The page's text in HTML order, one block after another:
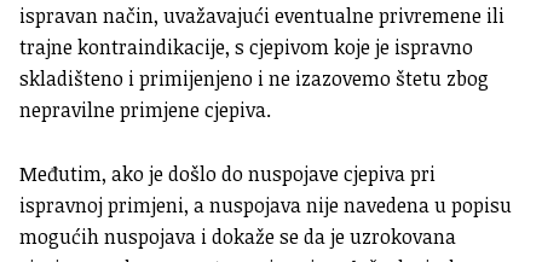
ispravan način, uvažavajući eventualne privremene ili
trajne kontraindikacije, s cjepivom koje je ispravno
skladišteno i primijenjeno i ne izazovemo štetu zbog
nepravilne primjene cjepiva.
Međutim, ako je došlo do nuspojave cjepiva pri
ispravnoj primjeni, a nuspojava nije navedena u popisu
mogućih nuspojava i dokaže se da je uzrokovana